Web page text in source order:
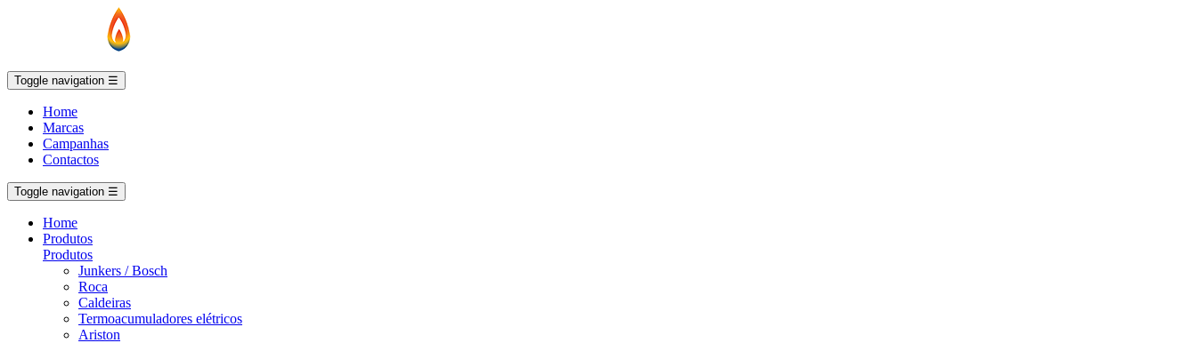
Toggle navigation ☰
Home
Marcas
Campanhas
Contactos
Toggle navigation ☰
Home
Produtos
Produtos
Junkers / Bosch
Roca
Caldeiras
Termoacumuladores elétricos
Ariston